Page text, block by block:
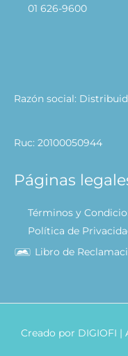
01 626-9600
Razón social:
Ruc: 20100050944
Páginas
Términos y
Política de
Libro de
Creado por DIGIOFI |